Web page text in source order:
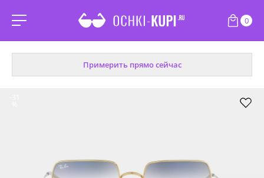
0
Примерить прямо сейчас